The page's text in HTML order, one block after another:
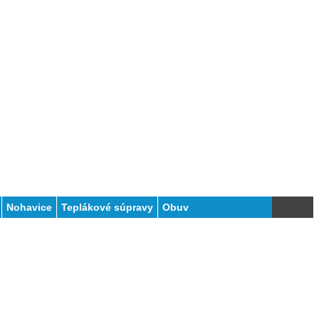
Nohavice Teplákové súpravy Obuv